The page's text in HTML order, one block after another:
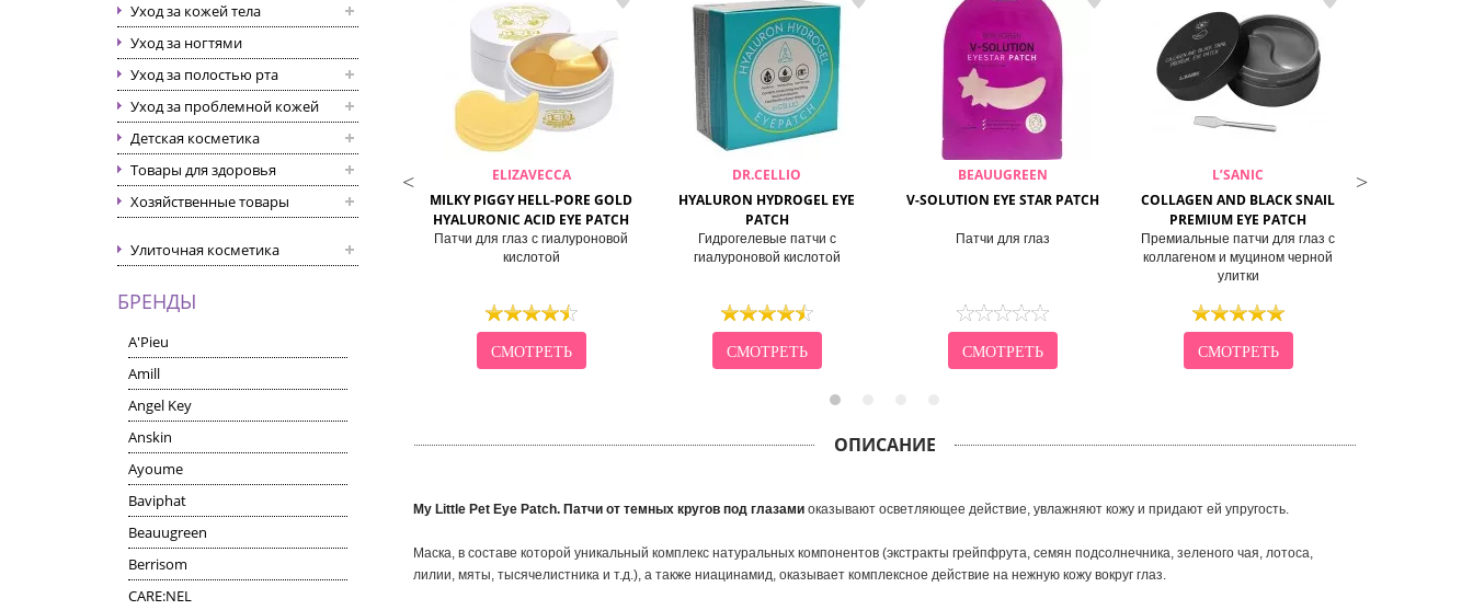
Уход за кожей тела
Уход за ногтями
Уход за полостью рта
Уход за проблемной кожей
Детская косметика
Товары для здоровья
Хозяйственные товары
Улиточная косметика
БРЕНДЫ
A'Pieu
Amill
Angel Key
Anskin
Ayoume
Baviphat
Beauugreen
Berrisom
CARE:NEL
EYE GEL PATCH SET
PRETTY SKIN
PSLAB HYDROGEL EYE PATCHES
WITH FRUIT EXTRACTS
фруктовыми экстрактами
ELIZAVECCA
MILKY PIGGY HELL-PORE GOLD
HYALURONIC ACID EYE PATCH
Патчи для глаз с гиалуроновой
кислотой
СМОТРЕТЬ
DR.CELLIO
HYALURON HYDROGEL EYE
PATCH
Гидрогелевые патчи с
гиалуроновой кислотой
СМОТРЕТЬ
BEAUUGREEN
V-SOLUTION EYE STAR PATCH
Патчи для глаз
СМОТРЕТЬ
L’SANIC
COLLAGEN AND BLACK SNAIL
PREMIUM EYE PATCH
Премиальные патчи для глаз с
коллагеном и муцином черной
улитки
СМОТРЕТЬ
ОПИСАНИЕ
My Little Pet Eye Patch. Патчи от темных кругов под глазами оказывают осветляющее действие, увлажняют кожу и придают ей упругость.
Маска, в составе которой уникальный комплекс натуральных компонентов (экстракты грейпфрута, семян подсолнечника, зеленого чая, лотоса,
лилии, мяты, тысячелистника и т.д.), а также ниацинамид, оказывает комплексное действие на нежную кожу вокруг глаз.